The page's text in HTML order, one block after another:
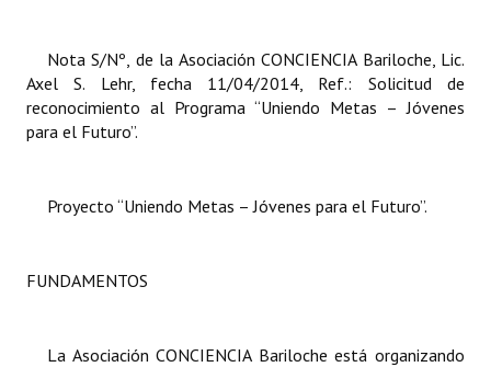
Proyectos Presentados
Dictámenes Asesoría Letrada
Actas de Sesión
Actas de Audiencias Públicas
Nota S/Nº, de la Asociación CONCIENCIA Bariloche, Lic.
Axel S. Lehr, fecha 11/04/2014, Ref.: Solicitud de
reconocimiento al Programa “Uniendo Metas – Jóvenes
para el Futuro”.
Proyecto “Uniendo Metas – Jóvenes para el Futuro”.
FUNDAMENTOS
La Asociación CONCIENCIA Bariloche está organizando